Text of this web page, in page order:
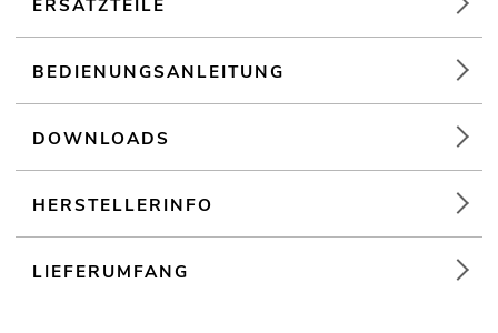
DJs / Alleinunterhalter; mobilen Einsatz
Audioplayer
ERSATZTEILE
BEDIENUNGSANLEITUNG
DOWNLOADS
HERSTELLERINFO
LIEFERUMFANG